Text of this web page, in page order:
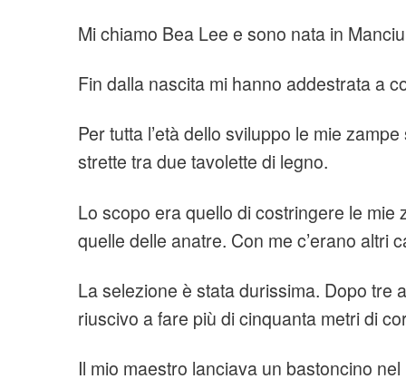
Mi chiamo Bea Lee e sono nata in
Fin dalla nascita mi hanno addestrata a
Per tutta l’età dello sviluppo le mie
strette tra due tavolette di legno.
Lo scopo era quello di costringere le mie
quelle delle anatre. Con me c’erano altri
La selezione è stata durissima. Dopo tre
riuscivo a fare più di cinquanta metri di
Il mio maestro lanciava un bastoncino